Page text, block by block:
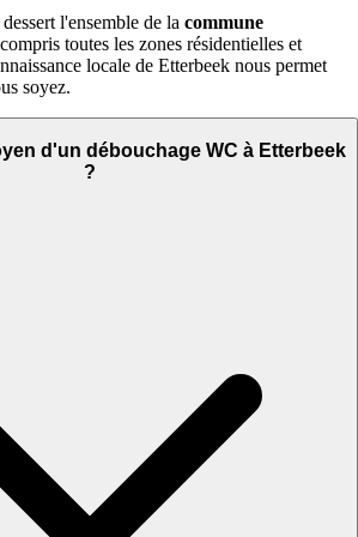
dessert l'ensemble de la commune
toutes les zones résidentielles et
locale de Etterbeek nous permet
soyez.
d'un débouchage WC à Etterbeek
?